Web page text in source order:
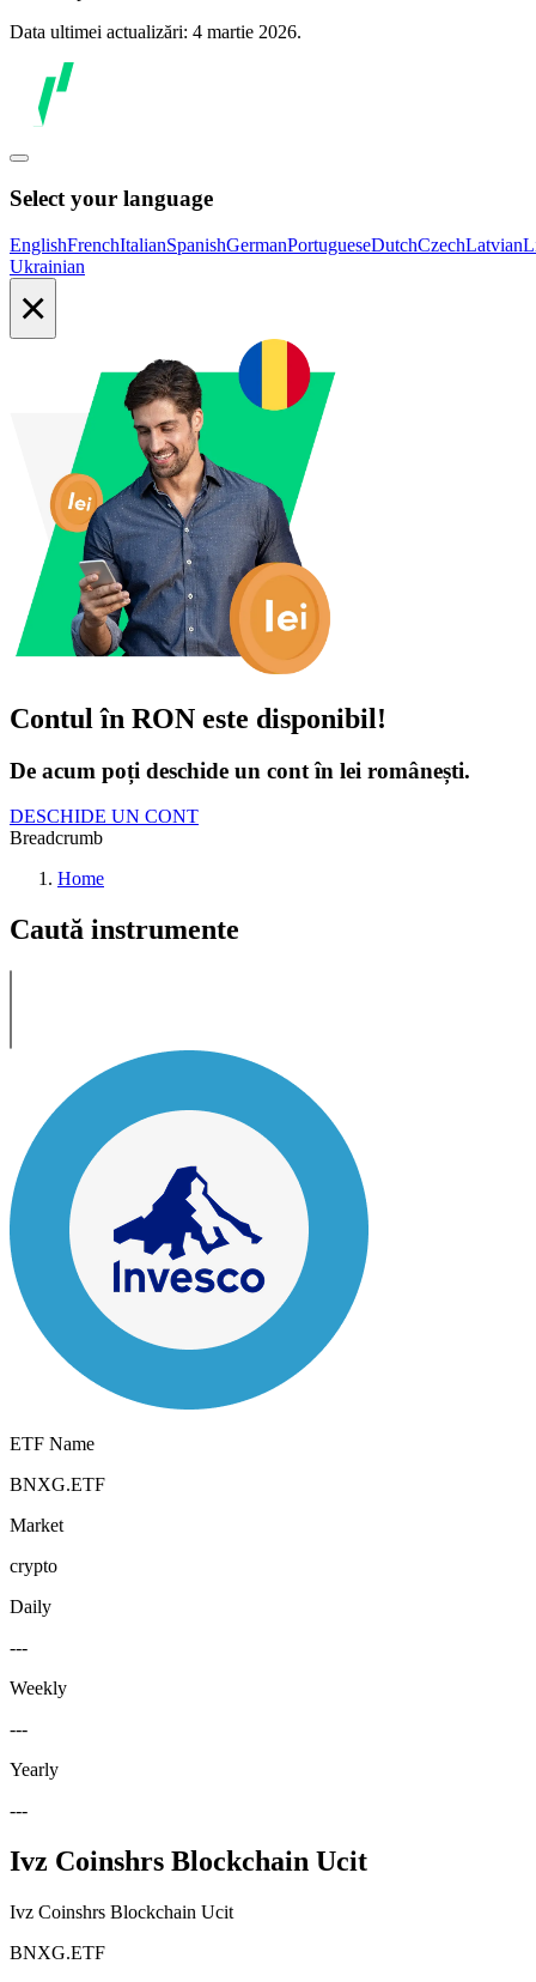
Data ultimei actualizări: 4 martie 2026.
Select your language
EnglishFrenchItalianSpanishGermanPortugueseDutchCzechLatvian
Ukrainian
×
Contul în RON este disponibil!
De acum poți deschide un cont în lei românești.
DESCHIDE UN CONT
Breadcrumb
Home
Caută instrumente
ETF Name
BNXG.ETF
Market
crypto
Daily
---
Weekly
---
Yearly
---
Ivz Coinshrs Blockchain Ucit
Ivz Coinshrs Blockchain Ucit
BNXG.ETF